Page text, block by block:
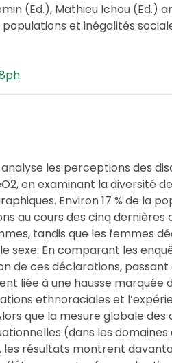
(Ed.), Mathieu Ichou (Ed.)
et inégalités
les perceptions des
en examinant la diversité
Environ 17 % de la
au cours des cinq dernières
tandis que les femmes
sexe. En comparant les
de ces déclarations, passant
liée à une hausse marquée
ethnoraciales et
que la mesure globale
(dans les
les résultats montrent